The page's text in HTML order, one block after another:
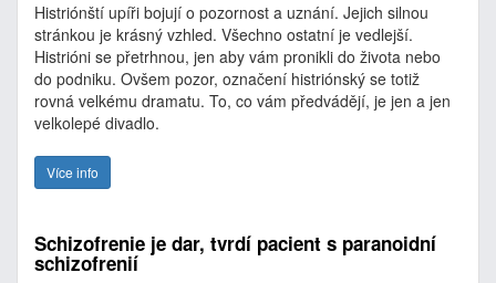
Histriónští upíři bojují o pozornost a uznání. Jejich silnou
stránkou je krásný vzhled. Všechno ostatní je vedlejší.
Histrióni se přetrhnou, jen aby vám pronikli do života nebo
do podniku. Ovšem pozor, označení histriónský se totiž
rovná velkému dramatu. To, co vám předvádějí, je jen a jen
velkolepé divadlo.
Více info
Schizofrenie je dar, tvrdí pacient s paranoidní
schizofrenií